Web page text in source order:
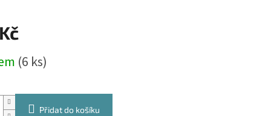
(6 ks)
Přidat do košíku